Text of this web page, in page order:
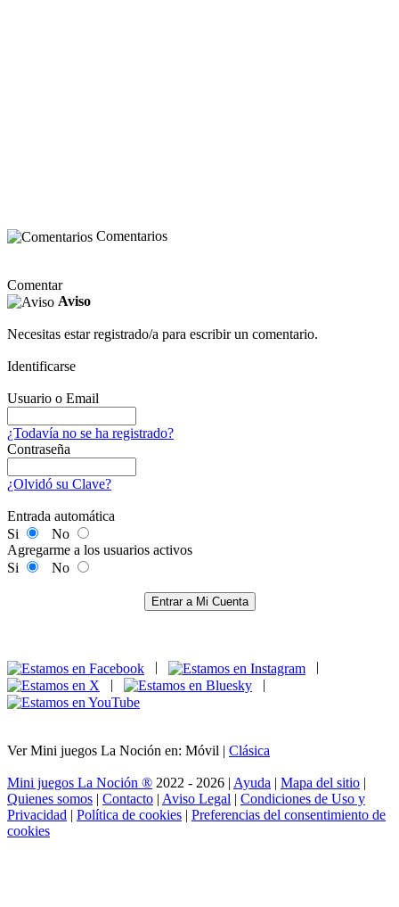
Comentarios
Comentar
Aviso
Necesitas estar registrado/a para escribir un comentario.
Identificarse
Usuario o Email
¿Todavía no se ha registrado?
Contraseña
¿Olvidó su Clave?
Entrada automática
Si
No
Agregarme a los usuarios activos
Si
No
Entrar a Mi Cuenta
|
|
|
|
Ver Mini juegos La Noción en: Móvil | Clásica
Mini juegos La Noción ® 2022 - 2026 | Ayuda | Mapa del sitio |
Quienes somos | Contacto | Aviso Legal | Condiciones de Uso y
Privacidad | Política de cookies | Preferencias del consentimiento de
cookies